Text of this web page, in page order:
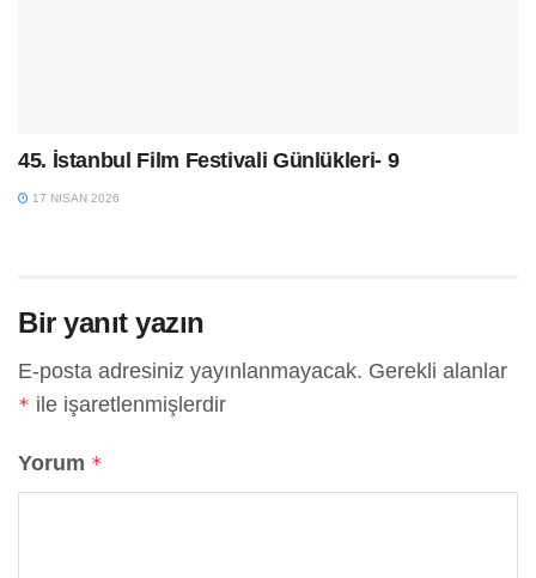
45. İstanbul Film Festivali Günlükleri- 9
17 NISAN 2026
Bir yanıt yazın
E-posta adresiniz yayınlanmayacak. Gerekli alanlar
* ile işaretlenmişlerdir
Yorum *